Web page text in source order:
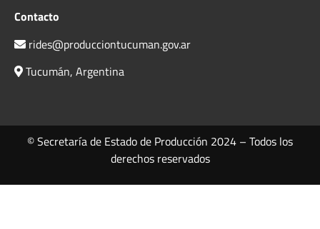
Contacto
rides@producciontucuman.gov.ar
Tucumán, Argentina
© Secretaría de Estado de Producción 2024 – Todos los
derechos reservados